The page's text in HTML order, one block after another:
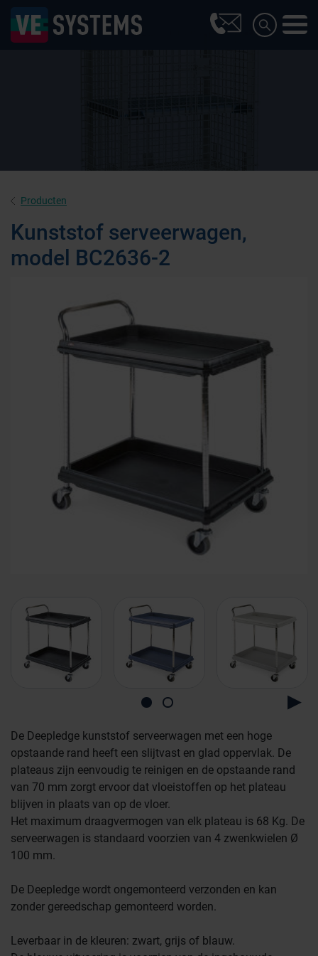
Producten
Kunststof serveerwagen,
model BC2636-2
De Deepledge kunststof serveerwagen met een hoge
opstaande rand heeft een slijtvast en glad oppervlak. De
plateaus zijn eenvoudig te reinigen en de opstaande rand
van 70 mm zorgt ervoor dat vloeistoffen op het plateau
blijven in plaats van op de vloer.
Het maximum draagvermogen van elk plateau is 68 Kg. De
serveerwagen is standaard voorzien van 4 zwenkwielen Ø
100 mm.
De Deepledge wordt ongemonteerd verzonden en kan
zonder gereedschap gemonteerd worden.
Leverbaar in de kleuren: zwart, grijs of blauw.
Logistiek en opslag
Afvalinzamelaars
Farmaceutische industrie
Werkplekinrichting